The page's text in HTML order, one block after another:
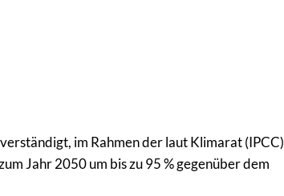
im Rahmen der laut Klimarat (IPCC)
Jahr 2050 um bis zu 95 % gegenüber dem